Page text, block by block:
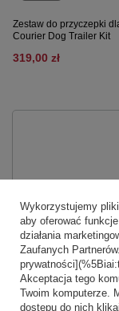
Zestaw do przyczepki
Courier Dog Trailer Kit
319,00 zł
Wykorzystujemy pliki
aby oferować
działania
Zaufanych
Akceptacja tego
Twoim komputerze.
dostępu do nich